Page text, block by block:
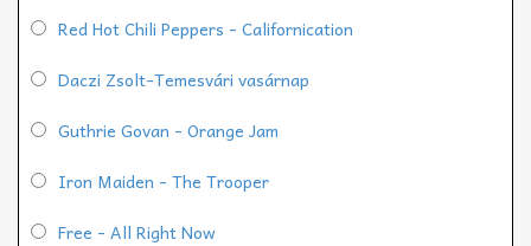
Red Hot Chili Peppers - Californication
Daczi Zsolt-Temesvári vasárnap
Guthrie Govan - Orange Jam
Iron Maiden - The Trooper
Free - All Right Now